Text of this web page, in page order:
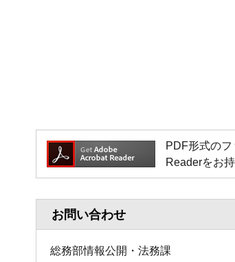
PDF形式の
Readerをお
お問い合わせ
総務部情報公開・法務課